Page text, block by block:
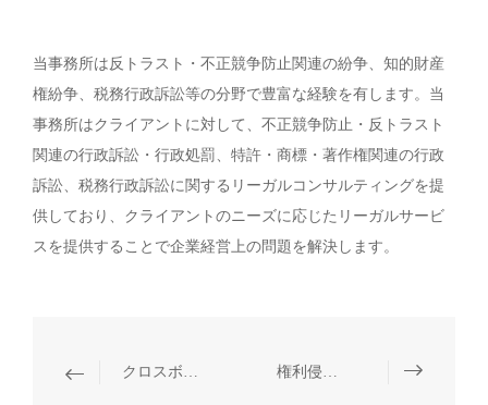
当事務所は反トラスト・不正競争防止関連の紛争、知的財産
権紛争、税務行政訴訟等の分野で豊富な経験を有します。当
事務所はクライアントに対して、不正競争防止・反トラスト
関連の行政訴訟・行政処罰、特許・商標・著作権関連の行政
訴訟、税務行政訴訟に関するリーガルコンサルティングを提
供しており、クライアントのニーズに応じたリーガルサービ
スを提供することで企業経営上の問題を解決します。
クロスボーダー紛争 権利侵害紛争